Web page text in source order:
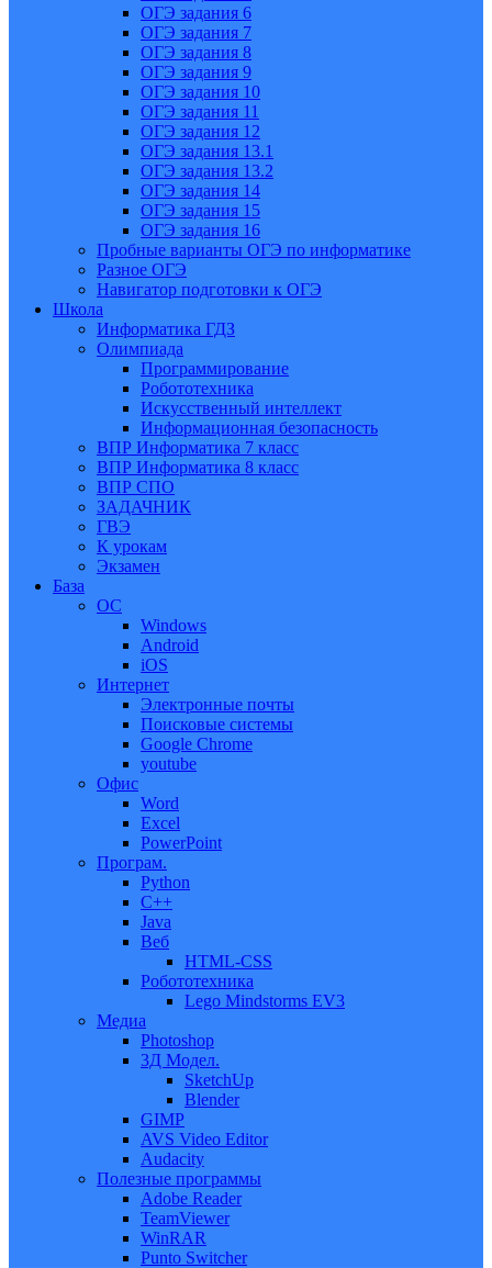
ОГЭ задания 6
ОГЭ задания 7
ОГЭ задания 8
ОГЭ задания 9
ОГЭ задания 10
ОГЭ задания 11
ОГЭ задания 12
ОГЭ задания 13.1
ОГЭ задания 13.2
ОГЭ задания 14
ОГЭ задания 15
ОГЭ задания 16
Пробные варианты ОГЭ по информатике
Разное ОГЭ
Навигатор подготовки к ОГЭ
Школа
Информатика ГДЗ
Олимпиада
Программирование
Робототехника
Искусственный интеллект
Информационная безопасность
ВПР Информатика 7 класс
ВПР Информатика 8 класс
ВПР СПО
ЗАДАЧНИК
ГВЭ
К урокам
Экзамен
База
ОС
Windows
Android
iOS
Интернет
Электронные почты
Поисковые системы
Google Chrome
youtube
Офис
Word
Excel
PowerPoint
Програм.
Python
C++
Java
Веб
HTML-CSS
Робототехника
Lego Mindstorms EV3
Медиа
Photoshop
3Д Модел.
SketchUp
Blender
GIMP
AVS Video Editor
Audacity
Полезные программы
Adobe Reader
TeamViewer
WinRAR
Punto Switcher